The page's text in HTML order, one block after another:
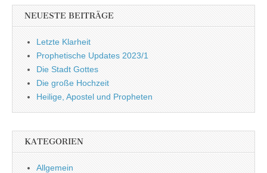
NEUESTE BEITRÄGE
Letzte Klarheit
Prophetische Updates 2023/1
Die Stadt Gottes
Die große Hochzeit
Heilige, Apostel und Propheten
KATEGORIEN
Allgemein